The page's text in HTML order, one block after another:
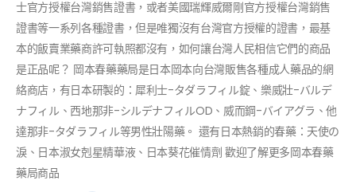
士官方授權台灣銷售證書，或者美國瑞輝威爾剛官方授權台灣銷售
證書等一系列各種證書，但是唯獨沒有台灣官方授權的證書，最基
本的飯賣業藥商許可執照都沒有，如何讓台灣人民相信它們的商品
是正品呢？ 岡本春藥藥局是日本岡本向台灣販售各種成人藥品的網
絡商店，有日本研製的：犀利士-タダラフィル錠、樂威壯-バルデ
ナフィル、西地那非-シルデナフィルOD、威而鋼-バイアグラ、他
達那非-タダラフィル等男性壯陽藥。 還有日本熱銷的春藥：天使の
淚、日本淑女剋星精華液、日本葵花催情劑 歡迎了解更多岡本春藥
藥局商品